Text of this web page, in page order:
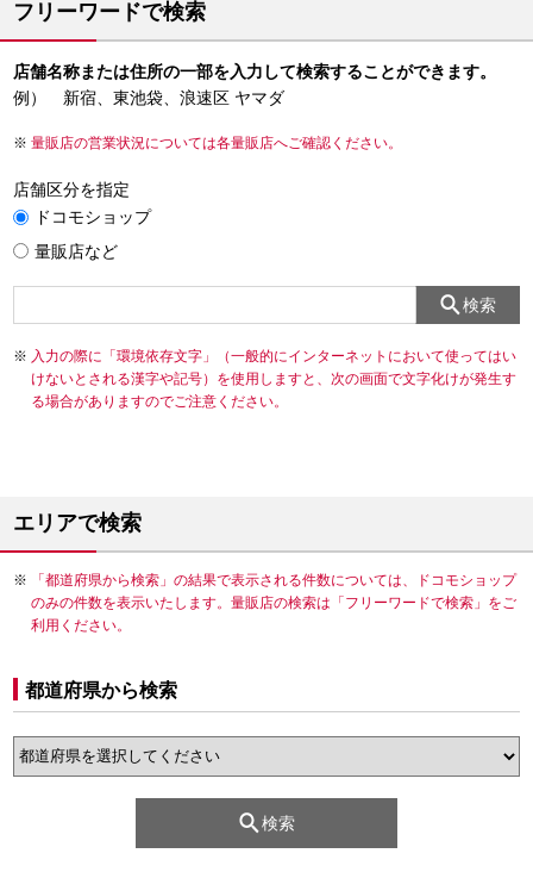
フリーワードで検索
店舗名称または住所の一部を入力して検索することができます。
例） 新宿、東池袋、浪速区 ヤマダ
量販店の営業状況については各量販店へご確認ください。
店舗区分を指定
ドコモショップ
量販店など
検索
入力の際に「環境依存文字」（一般的にインターネットにおいて使ってはい
けないとされる漢字や記号）を使用しますと、次の画面で文字化けが発生す
る場合がありますのでご注意ください。
エリアで検索
「都道府県から検索」の結果で表示される件数については、ドコモショップ
のみの件数を表示いたします。量販店の検索は「フリーワードで検索」をご
利用ください。
都道府県から検索
検索